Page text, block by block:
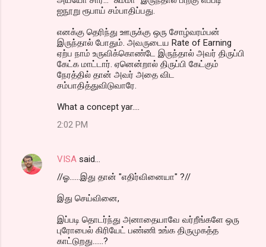
ஐநூறு ரூபாய் சம்பாதிப்பது.
எனக்கு தெரிந்து ஊருக்கு ஒரு சோழ்வரம்பன்
இருந்தால் போதும். அவருடைய Rate of Earning
ஏற்ப நாம் உருவிக்கொண்டே இருந்தால் அவர் திருப்பி
கேட்க மாட்டார். ஏனென்றால் திருப்பி கேட்கும்
நேரத்தில் தான் அவர் அதை விட
சம்பாதித்துவிடுவாரே.
What a concept yar....
2:02 PM
VISA said…
//ஓ......இது தான் "எதிர்வினையா" ?//
இது செய்வினை,
இப்படி தொடர்ந்து அனாதையாவே வர்றீங்களே ஒரு
புரோபைல் கிரியேட் பண்ணி உங்க திருமுகத்த
காட்டுறது......?